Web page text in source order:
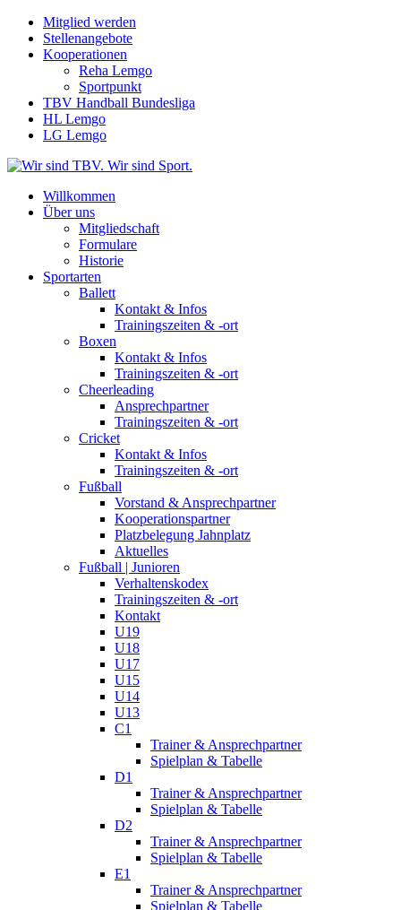
Mitglied werden
Stellenangebote
Kooperationen
Reha Lemgo
Sportpunkt
TBV Handball Bundesliga
HL Lemgo
LG Lemgo
Willkommen
Über uns
Mitgliedschaft
Formulare
Historie
Sportarten
Ballett
Kontakt & Infos
Trainingszeiten & -ort
Boxen
Kontakt & Infos
Trainingszeiten & -ort
Cheerleading
Ansprechpartner
Trainingszeiten & -ort
Cricket
Kontakt & Infos
Trainingszeiten & -ort
Fußball
Vorstand & Ansprechpartner
Kooperationspartner
Platzbelegung Jahnplatz
Aktuelles
Fußball | Junioren
Verhaltenskodex
Trainingszeiten & -ort
Kontakt
U19
U18
U17
U15
U14
U13
C1
Trainer & Ansprechpartner
Spielplan & Tabelle
D1
Trainer & Ansprechpartner
Spielplan & Tabelle
D2
Trainer & Ansprechpartner
Spielplan & Tabelle
E1
Trainer & Ansprechpartner
Spielplan & Tabelle